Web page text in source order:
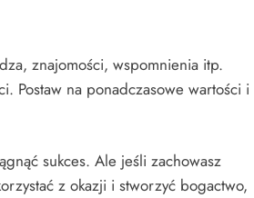
znajomości, wspomnienia itp.
Postaw na ponadczasowe wartości i
sukces. Ale jeśli zachowasz
z okazji i stworzyć bogactwo,